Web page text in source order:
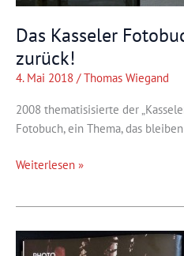
Das Kasseler
zurück!
4. Mai 2018 /Thomas Wiegand
2008 thematisisierte der
Fotobuch, ein Thema, das
Das
zurück!
Weiterlesen »